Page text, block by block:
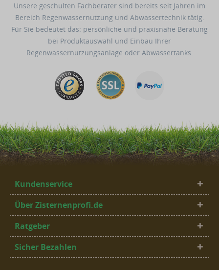
Unsere geschulten Fachberater sind bereits seit Jahren im
Bereich Regenwassernutzung und Abwassertechnik tätig.
Für Sie bedeutet das: persönliche und praxisnahe Beratung
bei Produktauswahl und Einbau Ihrer
Regenwassernutzungsanlage oder Abwassertanks.
Kundenservice
Über Zisternenprofi.de
Ratgeber
Sicher Bezahlen